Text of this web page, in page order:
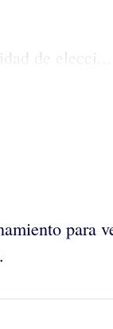
de elecci...
para